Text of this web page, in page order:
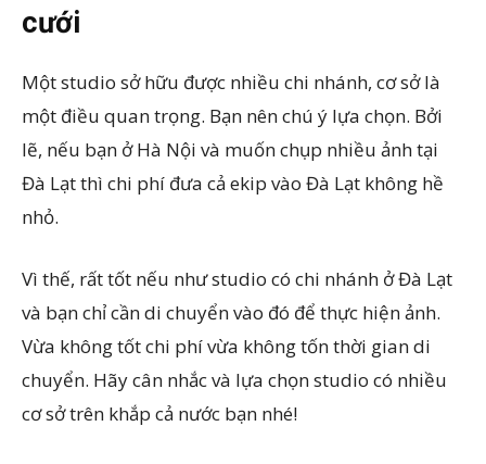
cưới
Một studio sở hữu được nhiều chi nhánh, cơ sở là
một điều quan trọng. Bạn nên chú ý lựa chọn. Bởi
lẽ, nếu bạn ở Hà Nội và muốn chụp nhiều ảnh tại
Đà Lạt thì chi phí đưa cả ekip vào Đà Lạt không hề
nhỏ.
Vì thế, rất tốt nếu như studio có chi nhánh ở Đà Lạt
và bạn chỉ cần di chuyển vào đó để thực hiện ảnh.
Vừa không tốt chi phí vừa không tốn thời gian di
chuyển. Hãy cân nhắc và lựa chọn studio có nhiều
cơ sở trên khắp cả nước bạn nhé!